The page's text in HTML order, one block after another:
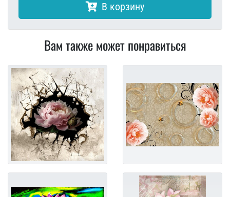
В корзину
Вам также может понравиться